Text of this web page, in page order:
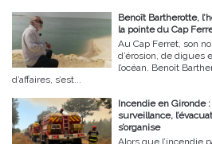
Benoît Bartherotte,
la pointe du Cap
Au Cap Ferret, son
d’érosion, de digues
l’océan. Benoît
d’affaires, s’est...
Incendie en Gironde
surveillance,
s’organise
Alors que l’incendie